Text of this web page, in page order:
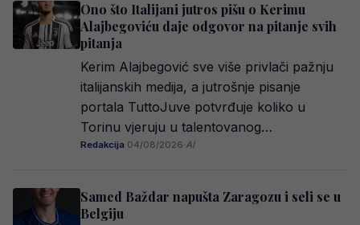
Ono što Italijani jutros pišu o Kerimu
Alajbegoviću daje odgovor na pitanje svih
pitanja
Kerim Alajbegović sve više privlači pažnju
italijanskih medija, a jutrošnje pisanje
portala TuttoJuve potvrđuje koliko u
Torinu vjeruju u talentovanog…
Redakcija·04/08/2026·AI
Samed Baždar napušta Zaragozu i seli se u
Belgiju